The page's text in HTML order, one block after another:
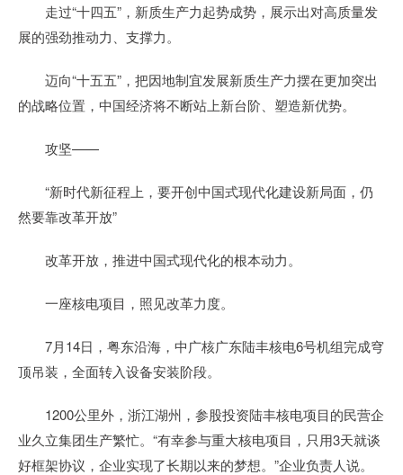
走过“十四五”，新质生产力起势成势，展示出对高质量发
展的强劲推动力、支撑力。
迈向“十五五”，把因地制宜发展新质生产力摆在更加突出
的战略位置，中国经济将不断站上新台阶、塑造新优势。
攻坚——
“新时代新征程上，要开创中国式现代化建设新局面，仍
然要靠改革开放”
改革开放，推进中国式现代化的根本动力。
一座核电项目，照见改革力度。
7月14日，粤东沿海，中广核广东陆丰核电6号机组完成穹
顶吊装，全面转入设备安装阶段。
1200公里外，浙江湖州，参股投资陆丰核电项目的民营企
业久立集团生产繁忙。“有幸参与重大核电项目，只用3天就谈
好框架协议，企业实现了长期以来的梦想。”企业负责人说。